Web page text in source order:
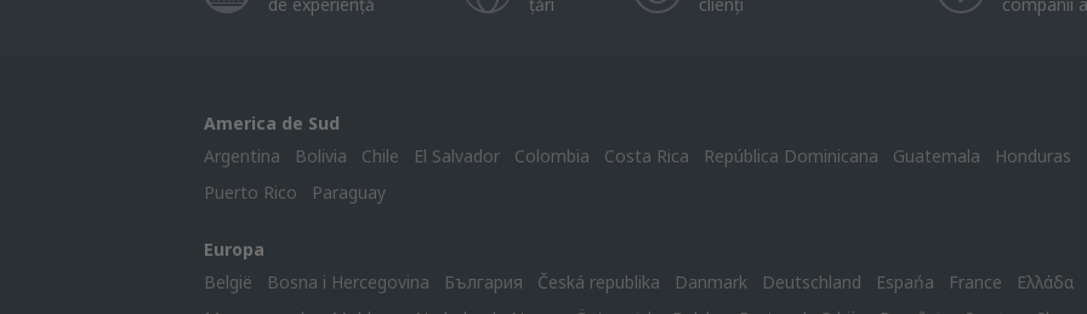
America de Sud
Argentina
Bolivia Chile El Salvador Colombia Costa Rica República Dominicana Guatemala Honduras
Puerto Rico
Paraguay
Europa
België
Bosna i Hercegovina България Česká republika Danmark Deutschland Espańa France Ελλάδα